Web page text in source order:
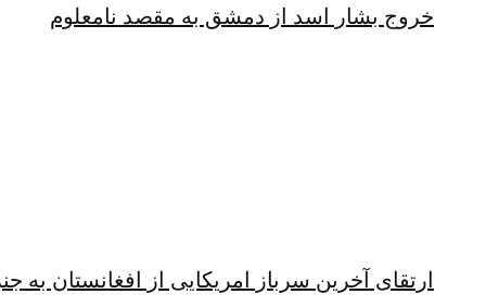
خروج بشار اسد از دمشق به مقصد نامعلوم
ارتقای آخرین سرباز امریکایی از افغانستان به